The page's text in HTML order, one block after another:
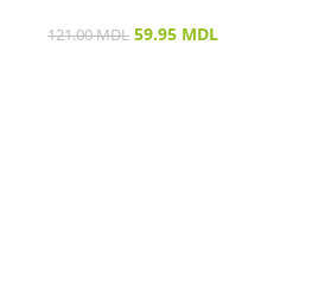
121.00MDL 59.95 MDL